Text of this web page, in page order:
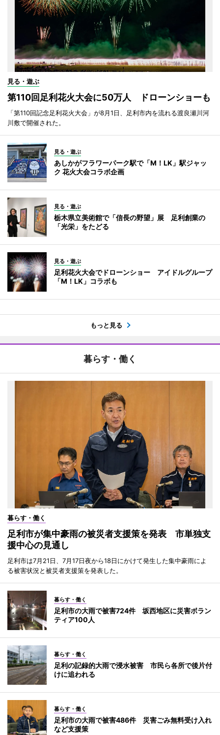
見る・遊ぶ
第110回足利花火大会に50万人 ドローンショーも
「第110回記念足利花火大会」が8月1日、足利市内を流れる渡良瀬川河
川敷で開催された。
見る・遊ぶ
あしかがフラワーパーク駅で「M！LK」駅ジャッ
ク 花火大会コラボ企画
見る・遊ぶ
栃木県立美術館で「信長の野望」展 足利創業の
「光栄」をたどる
見る・遊ぶ
足利花火大会でドローンショー アイドルグループ
「M！LK」コラボも
もっと見る
暮らす・働く
暮らす・働く
足利市が集中豪雨の被災者支援策を発表 市単独支
援中心の見通し
足利市は7月21日、7月17日夜から18日にかけて発生した集中豪雨によ
る被害状況と被災者支援策を発表した。
暮らす・働く
足利市の大雨で被害724件 坂西地区に災害ボラン
ティア100人
暮らす・働く
足利の記録的大雨で浸水被害 市民ら各所で後片付
けに追われる
暮らす・働く
足利市の大雨で被害486件 災害ごみ無料受け入れ
など支援策